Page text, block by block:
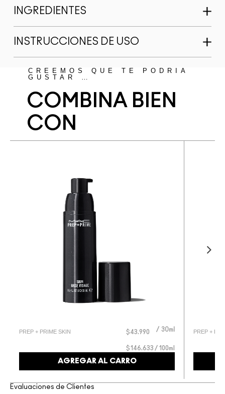
INGREDIENTES
INSTRUCCIONES DE USO
CREEMOS QUE TE PODRÍA
GUSTAR …
COMBINA BIEN
CON
PREP + PRIME SKIN $43.990 30ml
$146.633 / 100ml
AGREGAR AL CARRO
PREP +
Evaluaciones de Clientes